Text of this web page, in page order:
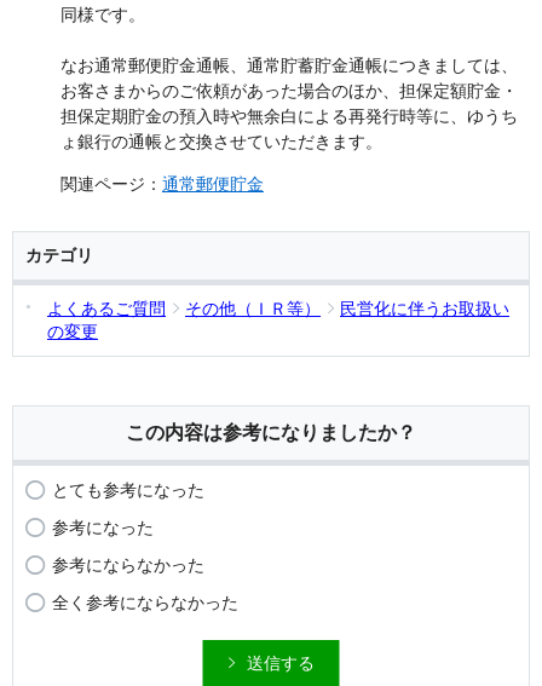
同様です。
なお通常郵便貯金通帳、通常貯蓄貯金通帳につきましては、
お客さまからのご依頼があった場合のほか、担保定額貯金・
担保定期貯金の預入時や無余白による再発行時等に、ゆうち
ょ銀行の通帳と交換させていただきます。
関連ページ： 通常郵便貯金
カテゴリ
よくあるご質問 その他（ＩＲ等）
民営化に伴うお取扱い
の変更
この内容は参考になりましたか？
とても参考になった
参考になった
参考にならなかった
全く参考にならなかった
送信する